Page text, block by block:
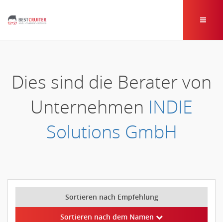
Dies sind die Berater von
Unternehmen INDIE
Solutions GmbH
Sortieren nach Empfehlung
Sortieren nach dem Namen